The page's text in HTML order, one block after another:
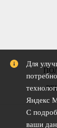
Для
Яндекс
С
ваши